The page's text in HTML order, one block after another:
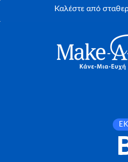
Καλέστε από